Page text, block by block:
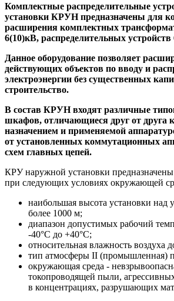
Комплектные распределительные
установки КРУН предназначены для
расширения комплектных
6(10)кВ, распределительных
Данное оборудование позволяет
действующих объектов по вводу и
электроэнергии без существенных
строительство.
В состав КРУН входят различные
шкафов, отличающиеся друг от друга
назначением и применяемой
от установленных коммутационных
схем главных цепей.
КРУ наружной установки предназначены
при следующих условиях окружающей
наибольшая высота установки над
более 1000 м;
диапазон допустимых рабочий
-40°C до +40°С;
относительная влажность воздуха
тип атмосферы II (промышленная)
окружающая среда -
токопроводящей пыли,
в концентрациях, разрушающих